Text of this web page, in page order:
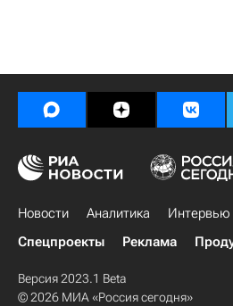
Новости Аналитика Интервью
Спецпроекты
Реклама
Версия 2023.1 Beta
© 2026 МИА «Россия сегодня»